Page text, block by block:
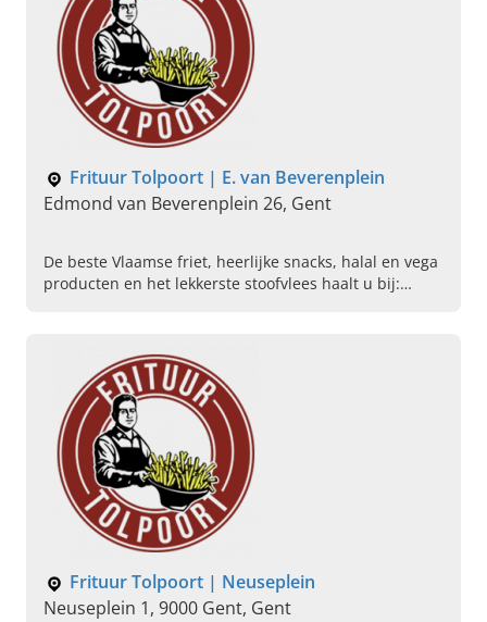
Frituur Tolpoort | E. van Beverenplein
Edmond van Beverenplein 26, Gent
De beste Vlaamse friet, heerlijke snacks, halal en vega
producten en het lekkerste stoofvlees haalt u bij:
Frituur Tolpoort | Neuseplein
Neuseplein 1, 9000 Gent, Gent